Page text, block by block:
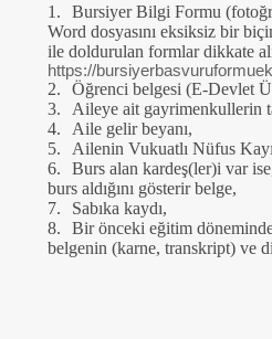
1.
Bursiyer Bilgi Formu
Word dosyasını eksiksiz bir
ile doldurulan formlar dikkate
https://
2.
Öğrenci belgesi (E-Devlet
3.
Aileye ait gayrimenkullerin
4.
Aile gelir beyanı,
5.
Ailenin Vukuatlı Nüfus
6.
Burs alan kardeş(ler)i var
burs aldığını gösterir belge,
7.
Sabıka kaydı,
8.
Bir önceki eğitim döneminde
belgenin (karne, transkript) ve